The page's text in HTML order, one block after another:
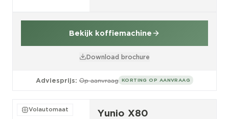
Bekijk koffiemachine
Download brochure
Adviesprijs: Op aanvraag KORTING OP AANVRAAG
Volautomaat Yunio X80